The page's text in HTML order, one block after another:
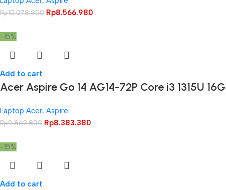
Rp10.078.800 Rp8.566.980
-15%
Add to cart
Acer Aspire Go 14 AG14-72P Core i3 1315U
Laptop Acer, Aspire
Rp9.862.800 Rp8.383.380
-15%
Add to cart